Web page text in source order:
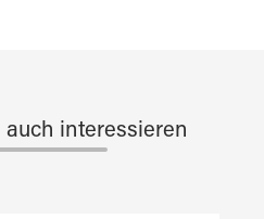
auch interessieren